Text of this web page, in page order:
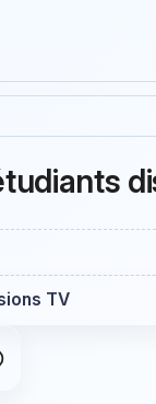
TV